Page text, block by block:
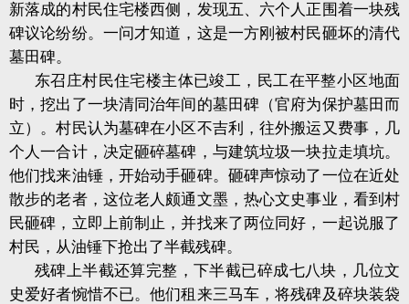
新落成的村民住宅楼西侧，发现五、六个人正围着一块残
碑议论纷纷。一问才知道，这是一方刚被村民砸坏的清代
墓田碑。
东召庄村民住宅楼主体已竣工，民工在平整小区地面
时，挖出了一块清同治年间的墓田碑（官府为保护墓田而
立）。村民认为墓碑在小区不吉利，往外搬运又费事，几
个人一合计，决定砸碎墓碑，与建筑垃圾一块拉走填坑。
他们找来油锤，开始动手砸碑。砸碑声惊动了一位在近处
散步的老者，这位老人颇通文墨，热心文史事业，看到村
民砸碑，立即上前制止，并找来了两位同好，一起说服了
村民，从油锤下抢出了半截残碑。
残碑上半截还算完整，下半截已碎成七八块，几位文
史爱好者惋惜不已。他们租来三马车，将残碑及碎块装袋